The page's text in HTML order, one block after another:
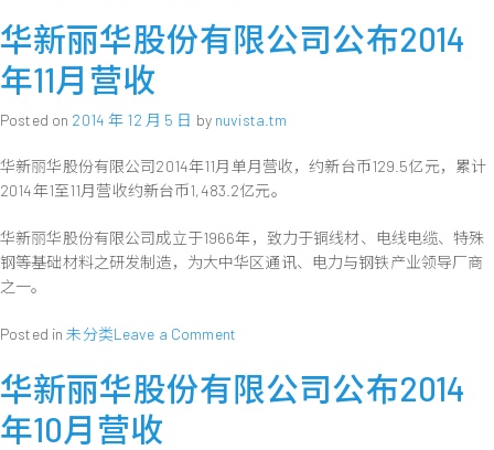
新
丽
东
电
机
手
合
领
能
制
华新丽华股份有限公司公布2014
年11月营收
Posted on 2014 年 12 月 5 日 by nuvista.tm
华新丽华股份有限公司2014年11月单月营收，约新台币129.5亿元，累计
2014年1至11月营收约新台币1,483.2亿元。
华新丽华股份有限公司成立于1966年，致力于铜线材、电线电缆、特殊
钢等基础材料之研发制造，为大中华区通讯、电力与钢铁产业领导厂商
之一。
Posted in未分类Leave a Commenton
新
丽
华新丽华股份有限公司公布2014
年10月营收